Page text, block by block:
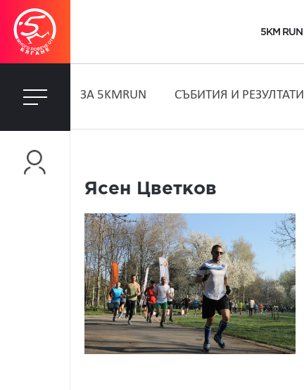
5KM RUN
ЗA 5KMRUN СЪБИТИЯ И РЕЗУЛТАТИ
Ясен Цветков